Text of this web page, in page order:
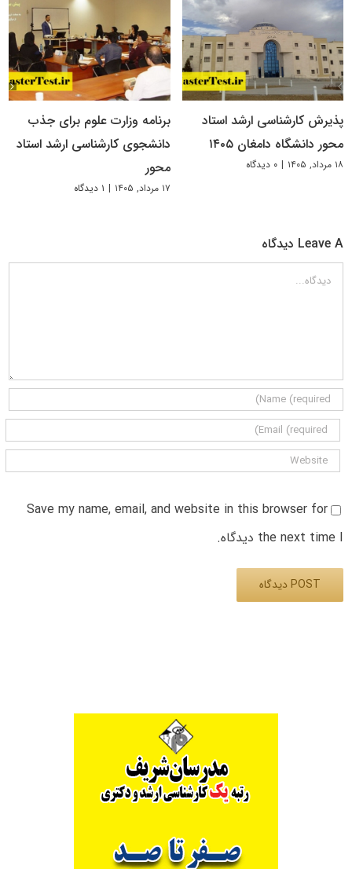
پذیرش کارشناسی ارشد استاد
محور دانشگاه دامغان ۱۴۰۵
۱۸ مرداد, ۱۴۰۵ | ۰ دیدگاه
برنامه وزارت علوم برای جذب
دانشجوی کارشناسی ارشد استاد
محور
۱۷ مرداد, ۱۴۰۵ | ۱ دیدگاه
Leave A دیدگاه
دیدگاه
Save my name, email, and website in this browser for
the next time I دیدگاه.